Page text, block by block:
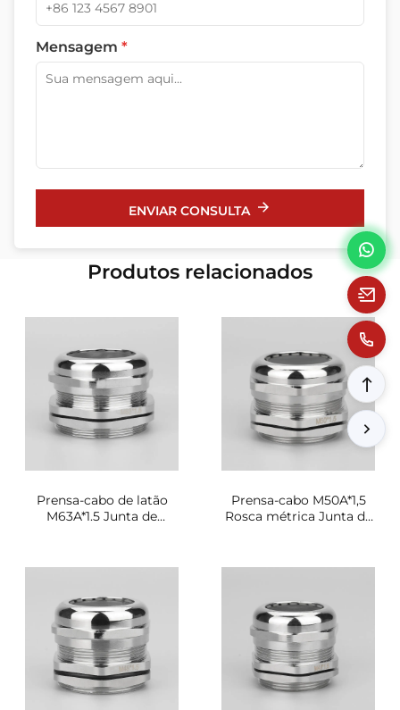
Mensagem *
ENVIAR CONSULTA
Produtos relacionados
Prensa-cabo de latão
M63A*1.5 Junta de
Prensa-cabo M50A*1,5
Rosca métrica Junta de